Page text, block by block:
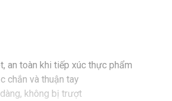
an toàn khi tiếp xúc thực phẩm
chắn và thuận tay
không bị trượt